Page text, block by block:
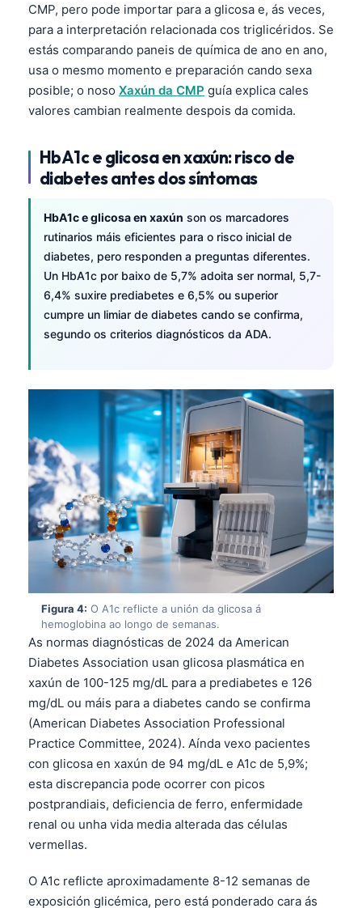
CMP, pero pode importar para a glicosa e, ás veces,
para a interpretación relacionada cos triglicéridos. Se
estás comparando paneis de química de ano en ano,
usa o mesmo momento e preparación cando sexa
posible; o noso Xaxún da CMP guía explica cales
valores cambian realmente despois da comida.
HbA1c e glicosa en xaxún: risco de
diabetes antes dos síntomas
HbA1c e glicosa en xaxún son os marcadores
rutinarios máis eficientes para o risco inicial de
diabetes, pero responden a preguntas diferentes.
Un HbA1c por baixo de 5,7% adoita ser normal, 5,7-
6,4% suxire prediabetes e 6,5% ou superior
cumpre un limiar de diabetes cando se confirma,
segundo os criterios diagnósticos da ADA.
Figura 4: O A1c reflicte a unión da glicosa á
hemoglobina ao longo de semanas.
As normas diagnósticas de 2024 da American
Diabetes Association usan glicosa plasmática en
xaxún de 100-125 mg/dL para a prediabetes e 126
mg/dL ou máis para a diabetes cando se confirma
(American Diabetes Association Professional
Practice Committee, 2024). Aínda vexo pacientes
con glicosa en xaxún de 94 mg/dL e A1c de 5,9%;
esta discrepancia pode ocorrer con picos
postprandiais, deficiencia de ferro, enfermidade
renal ou unha vida media alterada das células
vermellas.
O A1c reflicte aproximadamente 8-12 semanas de
exposición glicémica, pero está ponderado cara ás